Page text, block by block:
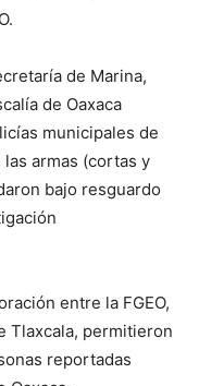
de Marina,
de Oaxaca
municipales de
armas (cortas y
bajo resguardo
entre la FGEO,
Tlaxcala, permitieron
reportadas